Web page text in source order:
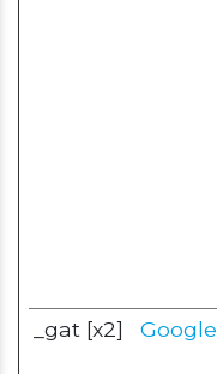
_gat [x2]
Google